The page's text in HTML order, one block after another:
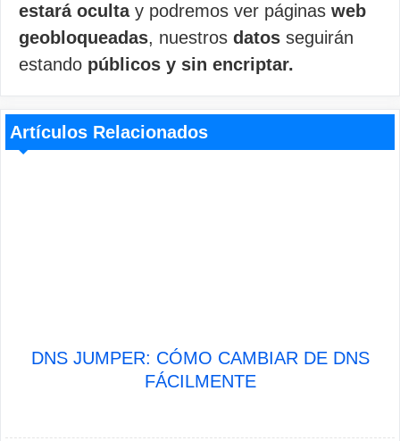
estará ocultay podremos ver páginas web
geobloqueadas, nuestros datos seguirán
estando públicos y sin encriptar.
Artículos Relacionados
DNS JUMPER: CÓMO CAMBIAR DE DNS
FÁCILMENTE